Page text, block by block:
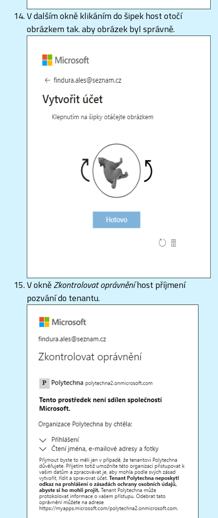
V dalším okně klikáním do šipek host otočí
obrázkem tak. aby obrázek byl správně.
V okněZkontrolovat oprávněníhost příjmení
pozvání do tenantu.